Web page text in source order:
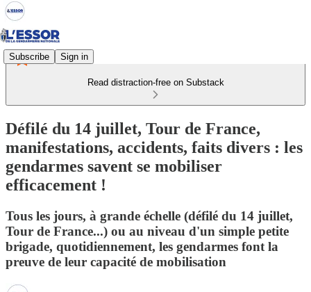
Subscribe Sign in
Read distraction-free on Substack
Défilé du 14 juillet, Tour de France,
manifestations, accidents, faits divers : les
gendarmes savent se mobiliser
efficacement !
Tous les jours, à grande échelle (défilé du 14 juillet,
Tour de France...) ou au niveau d'un simple petite
brigade, quotidiennement, les gendarmes font la
preuve de leur capacité de mobilisation